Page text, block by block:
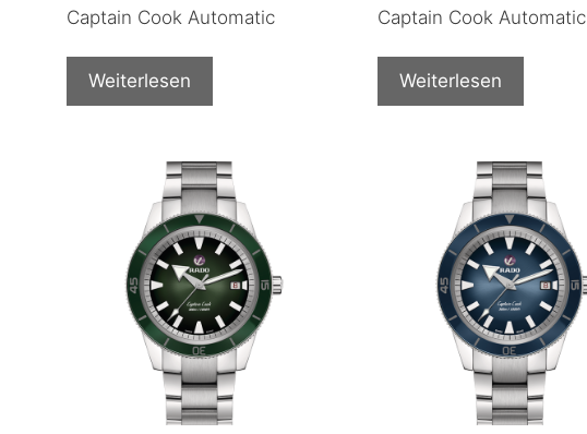
Captain Cook Automatic
Weiterlesen
Captain Cook Automatic
Weiterlesen